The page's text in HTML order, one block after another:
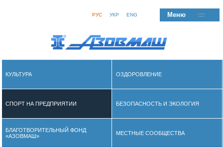
РУС УКР ENG Меню
КУЛЬТУРА ОЗДОРОВЛЕНИЕ
СПОРТ НА ПРЕДПРИЯТИИ БЕЗОПАСНОСТЬ И ЭКОЛОГИЯ
БЛАГОТВОРИТЕЛЬНЫЙ ФОНД
«АЗОВМАШ»
МЕСТНЫЕ СООБЩЕСТВА